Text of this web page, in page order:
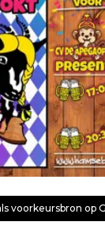
voorkeursbron op